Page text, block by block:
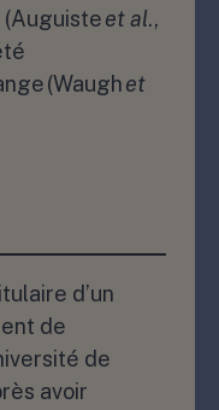
et al.,
(Waughet
d’un
de
de
avoir